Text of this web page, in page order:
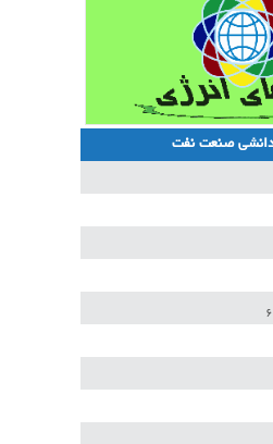
دانشی صنعت نفت